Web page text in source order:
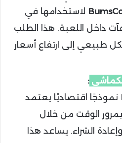
لاستخدامها في
داخل اللعبة. هذا الطلب
طبيعي إلى ارتفاع أسعار
:
نموذجًا اقتصاديًا يعتمد
الوقت من خلال
الشراء. يساعد هذا